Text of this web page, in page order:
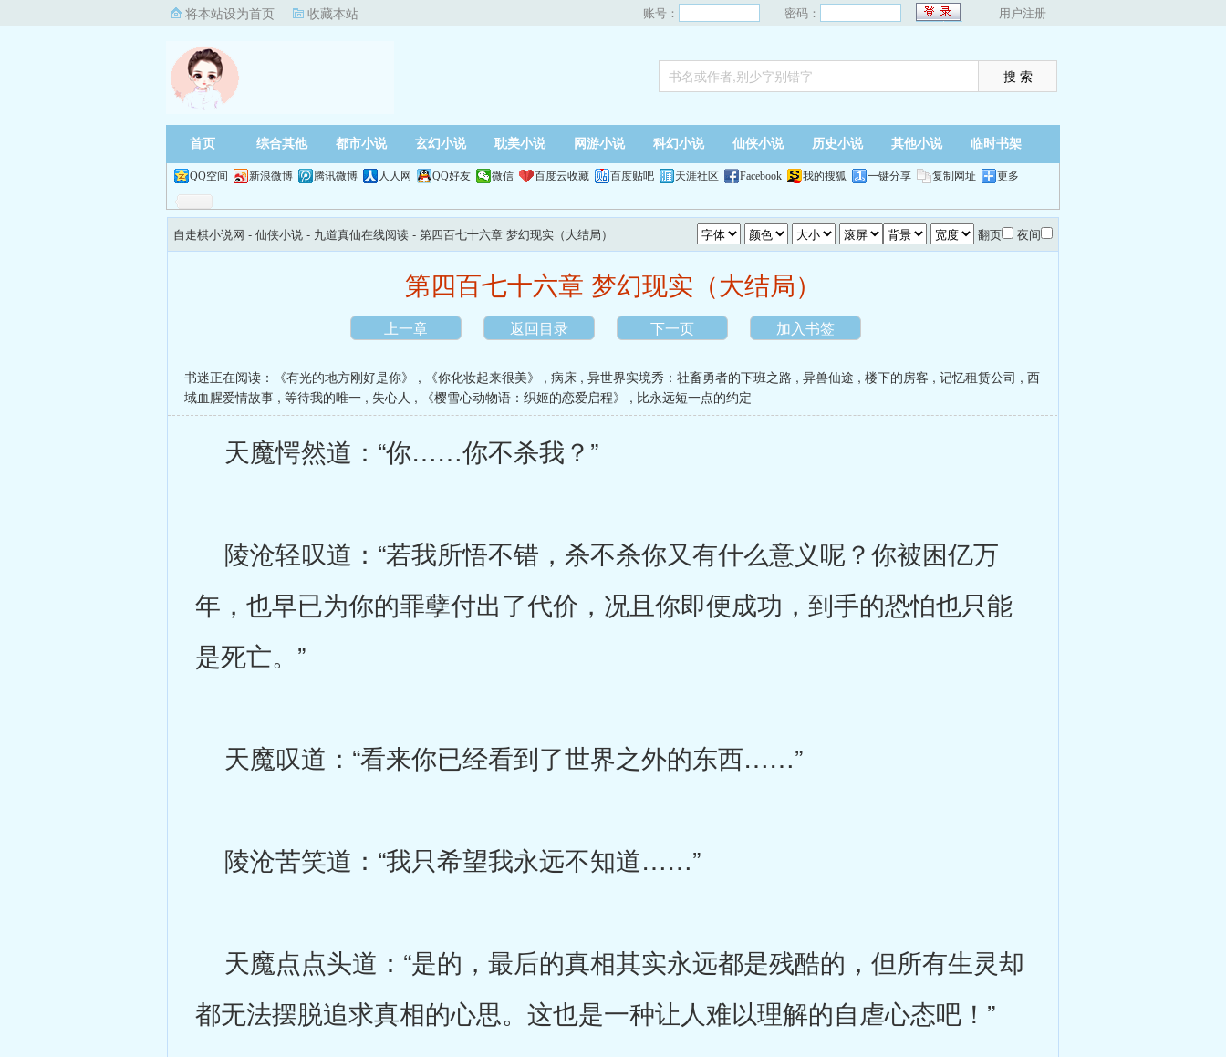
将本站设为首页 收藏本站 账号： 密码： 用户注册
首页 综合其他 都市小说 玄幻小说 耽美小说 网游小说 科幻小说 仙侠小说 历史小说 其他小说 临时书架
QQ空间 新浪微博 腾讯微博 人人网 QQ好友 微信 百度云收藏 百度贴吧 天涯社区 Facebook 我的搜狐 一键分享 复制网址 更多
自走棋小说网 - 仙侠小说 - 九道真仙在线阅读 - 第四百七十六章 梦幻现实（大结局） 翻页 夜间
第四百七十六章 梦幻现实（大结局）
上一章 返回目录 下一页 加入书签
书迷正在阅读： 《有光的地方刚好是你》 , 《你化妆起来很美》 , 病床 , 异世界实境秀：社畜勇者的下班之路 , 异兽仙途 , 楼下的房客 , 记忆租赁公司 , 西
域血腥爱情故事 , 等待我的唯一 , 失心人 , 《樱雪心动物语：织姬的恋爱启程》 , 比永远短一点的约定
天魔愕然道：“你……你不杀我？”
陵沧轻叹道：“若我所悟不错，杀不杀你又有什么意义呢？你被困亿万
年，也早已为你的罪孽付出了代价，况且你即便成功，到手的恐怕也只能
是死亡。”
天魔叹道：“看来你已经看到了世界之外的东西……”
陵沧苦笑道：“我只希望我永远不知道……”
天魔点点头道：“是的，最后的真相其实永远都是残酷的，但所有生灵却
都无法摆脱追求真相的心思。这也是一种让人难以理解的自虐心态吧！”